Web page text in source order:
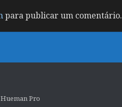
para publicar um comentário.
Hueman Pro